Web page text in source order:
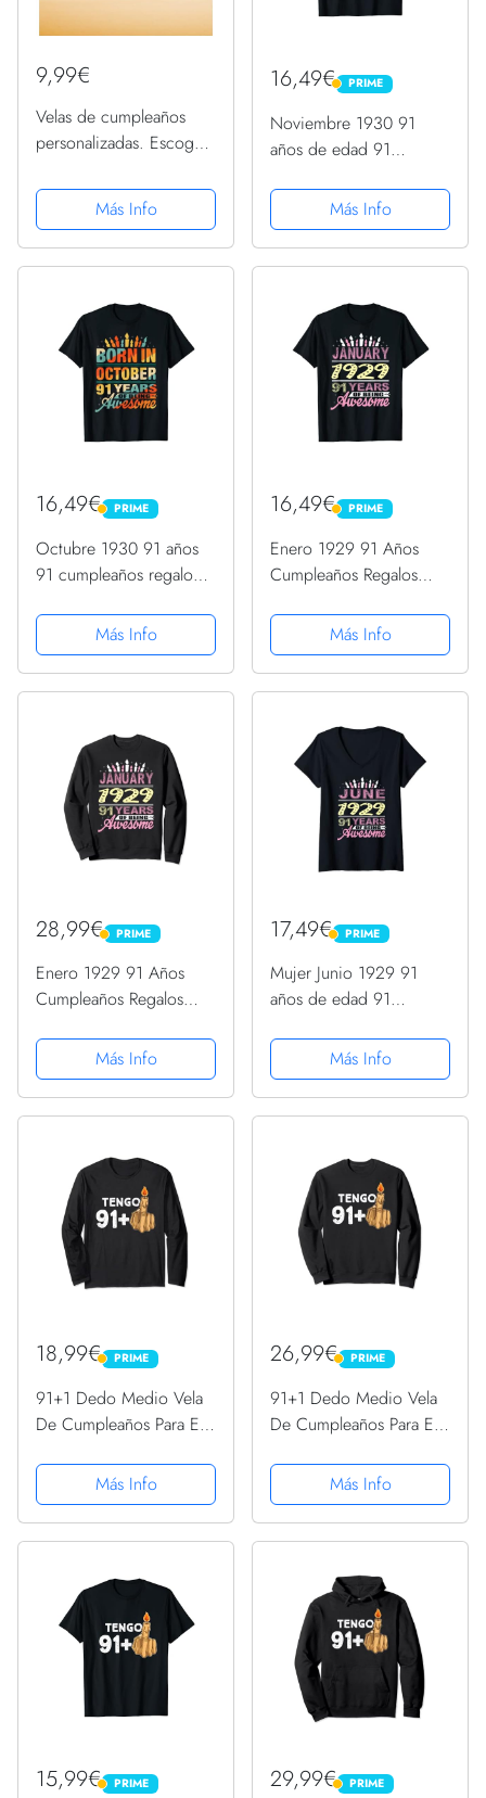
9,99€
Velas de cumpleaños
personalizadas. Escoge
color de las velas.
Compra solidaria
Más Info
16,49€ PRIME
PRIME
Noviembre 1930 91
años de edad 91
gráfico Camiseta
Más Info
16,49€ PRIME
PRIME
Octubre 1930 91 años
91 cumpleaños regalo
Más Info
16,49€ PRIME
PRIME
Enero 1929 91 Años
Cumpleaños Regalos
CamisetaMás Info
28,99€ PRIME
PRIME
Enero 1929 91 Años
Cumpleaños Regalos
SudaderaMás Info
17,49€ PRIME
PRIME
Mujer Junio 1929 91
años de edad 91
vela Camiseta Cuello V
Más Info
18,99€ PRIME
PRIME
91+1 Dedo Medio Vela
De Cumpleaños Para El
Larga
Más Info
26,99€ PRIME
PRIME
91+1 Dedo Medio Vela
De Cumpleaños Para El
SudaderaMás Info
15,99€ PRIME
PRIME 29,99€ PRIME
PRIME